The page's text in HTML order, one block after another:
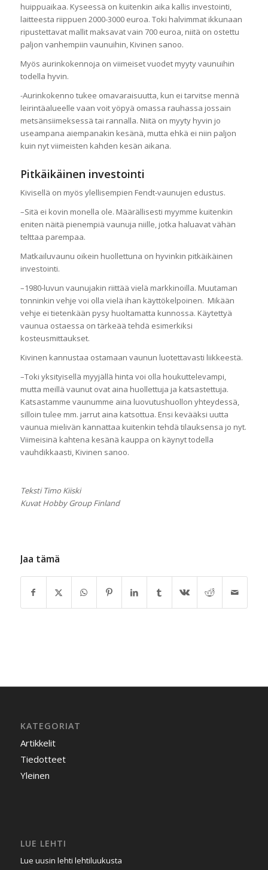
huippuaikaa. Kyseessä on kuitenkin aika kallis investointi,
laitteesta riippuen 2000-3000 euroa. Toki halvimmat ikkunaan
ripustettavat mallit maksavat vain 700 euroa, niitä on ostettu
paljon vanhempiin vaunuihin, Kivinen sanoo.
Myös aurinkokennoja on viimeiset vuodet myyty vaunuihin
todella hyvin.
-Aurinkokenno tukee omavaraisuutta, kun ei tarvitse mennä
leirintäalueelle vaan voit yöpyä omassa rauhassa jossain
metsänsiimeksessä tai rannalla. Niitä on myyty hyvin jo
useampana aiempanakin kesänä, mutta ehkä ei niin paljon
kuin nyt viimeisten kahden kesän aikana.
Pitkäikäinen investointi
Kivisellä on myös ylellisempien Fendt-vaunujen edustus.
–Sitä ei kovin monella ole. Määrällisesti myymme kuitenkin
eniten näitä pienempiä vaunuja niille, jotka haluavat vähän
telttaa parempaa.
Matkailuvaunu oikein huollettuna on hyvinkin pitkäikäinen
investointi.
–1980-luvun vaunujakin riittää vielä markkinoilla. Muutaman
tonninkin vehje voi olla vielä ihan käyttökelpoinen. Mikään
vehje ei tietenkään pysy huoltamatta kunnossa. Käytettyä
vaunua ostaessa on tärkeää tehdä esimerkiksi
kosteusmittaukset.
Kivinen kannustaa ostamaan vaunun luotettavasti liikkeestä.
–Toki yksityisellä myyjällä hinta voi olla houkuttelevampi,
mutta meillä vaunut ovat aina huollettuja ja katsastettuja.
Katsastamme vaunumme aina luovutushuollon yhteydessä,
silloin tulee mm. jarrut aina katsottua. Ensi kevääksi uutta
vaunua mielivän kannattaa kuitenkin tehdä tilauksensa jo nyt.
Viimeisinä kahtena kesänä kauppa on käynyt todella
vauhdikkaasti, Kivinen sanoo.
Teksti Timo Kiiski
Kuvat Hobby Group Finland
Jaa tämä
KATEGORIAT
Artikkelit
Tiedotteet
Yleinen
LUE LEHTI
Lue uusin lehti lehtiluukusta